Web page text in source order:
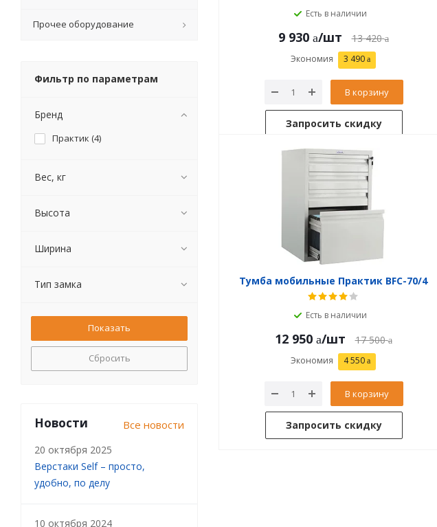
Есть в наличии
9 930 /шт 13 420
Экономия 3 490
В корзину
Запросить скидку
Тумба мобильные Практик BFC-70/4
Есть в наличии
12 950 /шт 17 500
Экономия 4 550
В корзину
Запросить скидку
Прочее оборудование
Фильтр по параметрам
Бренд
Практик (4)
Вес, кг
Высота
Ширина
Тип замка
Сбросить
Новости Все новости
20 октября 2025
Верстаки Self – просто,
удобно, по делу
10 октября 2024